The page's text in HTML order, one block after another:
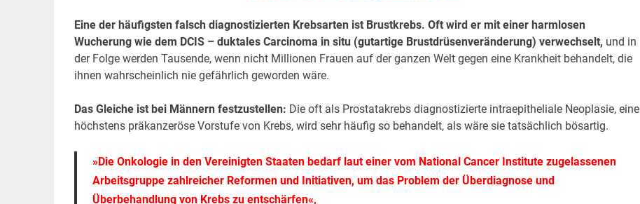
Eine der häufigsten falsch diagnostizierten Krebsarten ist Brustkrebs. Oft wird er mit einer harmlosen
Wucherung wie dem DCIS – duktales Carcinoma in situ (gutartige Brustdrüsenveränderung) verwechselt, und in
der Folge werden Tausende, wenn nicht Millionen Frauen auf der ganzen Welt gegen eine Krankheit behandelt, die
ihnen wahrscheinlich nie gefährlich geworden wäre.
Das Gleiche ist bei Männern festzustellen: Die oft als Prostatakrebs diagnostizierte intraepitheliale Neoplasie, eine
höchstens präkanzeröse Vorstufe von Krebs, wird sehr häufig so behandelt, als wäre sie tatsächlich bösartig.
»Die Onkologie in den Vereinigten Staaten bedarf laut einer vom National Cancer Institute zugelassenen
Arbeitsgruppe zahlreicher Reformen und Initiativen, um das Problem der Überdiagnose und
Überbehandlung von Krebs zu entschärfen«,